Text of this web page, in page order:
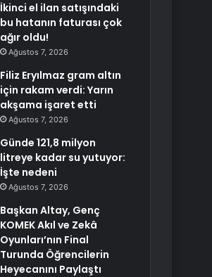
İkinci el ilan satışındaki
bu hatanın faturası çok
ağır oldu!
Ağustos 7, 2026
Filiz Eryılmaz gram altın
için rakam verdi: Yarın
akşama işaret etti
Ağustos 7, 2026
Günde 121,8 milyon
litreye kadar su yutuyor:
İşte nedeni
Ağustos 7, 2026
Başkan Altay, Genç
KOMEK Akıl ve Zekâ
Oyunları’nın Final
Turunda Öğrencilerin
Heyecanını Paylaştı